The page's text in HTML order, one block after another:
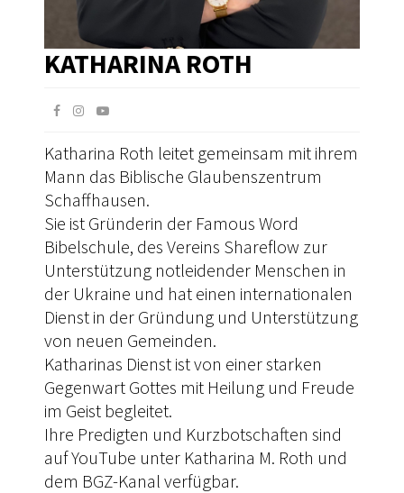
KATHARINA ROTH
Katharina Roth leitet gemeinsam mit ihrem
Mann das Biblische Glaubenszentrum
Schaffhausen.
Sie ist Gründerin der Famous Word
Bibelschule, des Vereins Shareflow zur
Unterstützung notleidender Menschen in
der Ukraine und hat einen internationalen
Dienst in der Gründung und Unterstützung
von neuen Gemeinden.
Katharinas Dienst ist von einer starken
Gegenwart Gottes mit Heilung und Freude
im Geist begleitet.
Ihre Predigten und Kurzbotschaften sind
auf YouTube unter Katharina M. Roth und
dem BGZ-Kanal verfügbar.